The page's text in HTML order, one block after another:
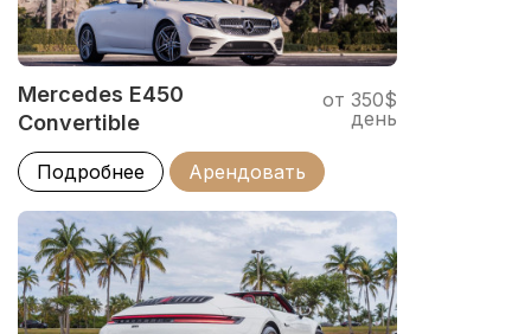
Mercedes E450
Convertible
от 350$
день
Подробнее Арендовать